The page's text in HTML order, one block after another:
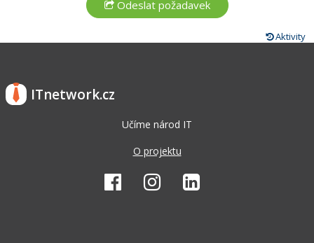
Aktivity
ITnetwork.cz
Učíme národ IT
O projektu